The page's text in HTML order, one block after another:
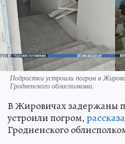
Подростки устроили погром в
Гродненского облисполкома.
В Жировичах задержаны
устроили погром,
Гродненского